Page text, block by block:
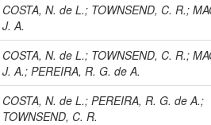
COSTA, N. de L.; TOWNSEND, C. R.;
J. A.
COSTA, N. de L.; TOWNSEND, C. R.;
J. A.;PEREIRA, R. G. de A.
COSTA, N. de L.;PEREIRA, R. G. de A.;
TOWNSEND, C. R.